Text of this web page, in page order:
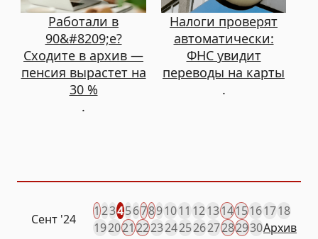
Работали в
90&#8209;е?
Сходите в архив —
пенсия вырастет на
30 %
.
Налоги проверят
автоматически:
ФНС увидит
переводы на карты
.
Сент '24
1234567891011 12131415161718
192021222324252627282930Архив